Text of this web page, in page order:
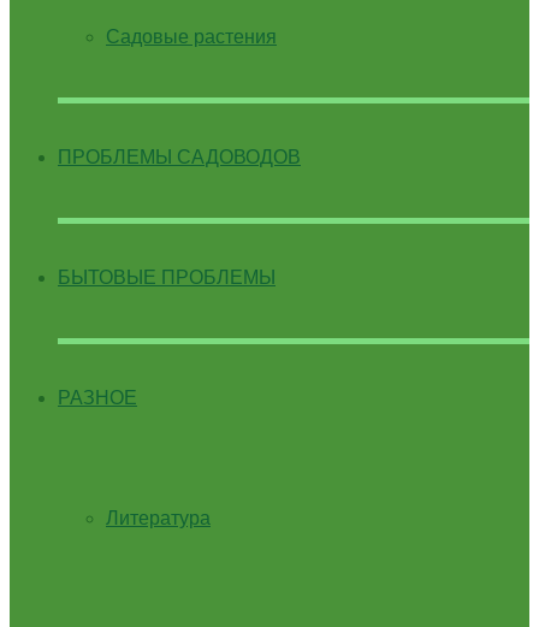
Садовые растения
ПРОБЛЕМЫ САДОВОДОВ
БЫТОВЫЕ ПРОБЛЕМЫ
РАЗНОЕ
Литература